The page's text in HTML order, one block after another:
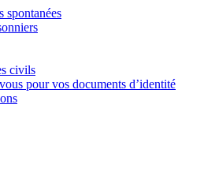
spontanées
civils
pour vos documents d’identité